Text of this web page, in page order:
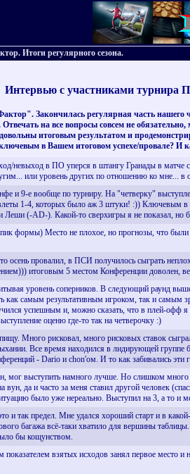
Итоги регулярного сезона.
Интервью с участниками турнира
Закончилась регулярная часть нашего
на все вопросы совсем не
итоговым результатом и
в Вашем итоговом успехе/провале? И
невыход в ПО уперся в штангу Гранады в матче
или уровень других по отношению ко мне...
и 9-е вообще по турниру. На "четверку"
1-4, которых было аж 3 штуки! :)) Ключевым в
Леши (-AD-). Какой-то сверхигры я не показал, но
формы) Место не плохое, но прогнозы, что
осень провалил, в ПСИ получилось сыграть
итоговым 5 местом Конференции доволен,
уровень соперников. В следующий раунд
как самым результативным игроком, так и
успешным и, можно сказать, что в плей-
оценю где-то так на четверочку :)
Много рисковал, много рисковых ставок
Все время находился в лидирующей
- Dario и chon'ом. И то как забивались
мог выступить намного лучше. Но слишком
вун, да и часто за меня ставил другой человек
было уже нереально. Выступил на 3, а то и
и так предел. Мне удался хороший старт и в
багажа всё-таки хватило для вершины
бы кощунством.
взятых исходов занял первое место